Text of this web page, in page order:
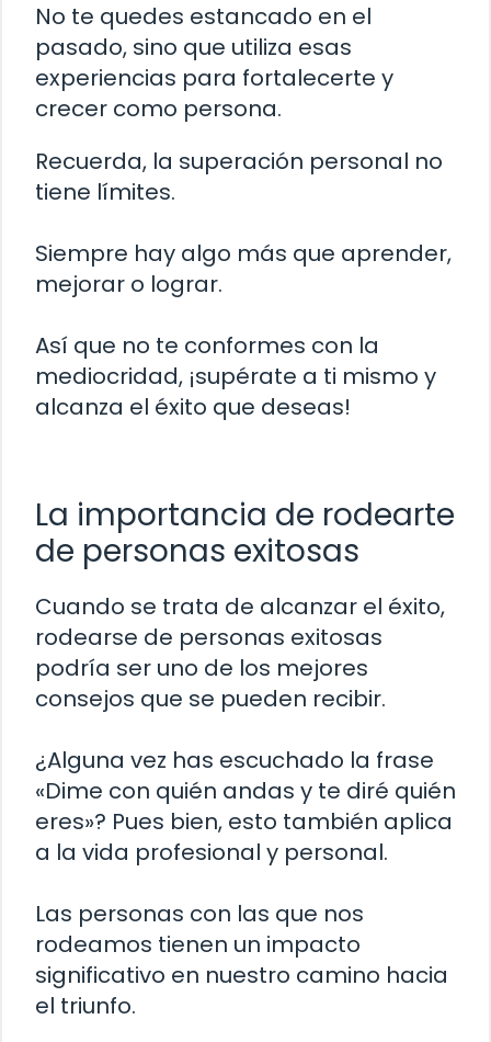
No te quedes estancado en el
pasado, sino que utiliza esas
experiencias para fortalecerte y
crecer como persona.
Recuerda, la superación personal no
tiene límites.
Siempre hay algo más que aprender,
mejorar o lograr.
Así que no te conformes con la
mediocridad, ¡supérate a ti mismo y
alcanza el éxito que deseas!
La importancia de rodearte
de personas exitosas
Cuando se trata de alcanzar el éxito,
rodearse de personas exitosas
podría ser uno de los mejores
consejos que se pueden recibir.
¿Alguna vez has escuchado la frase
«Dime con quién andas y te diré quién
eres»? Pues bien, esto también aplica
a la vida profesional y personal.
Las personas con las que nos
rodeamos tienen un impacto
significativo en nuestro camino hacia
el triunfo.